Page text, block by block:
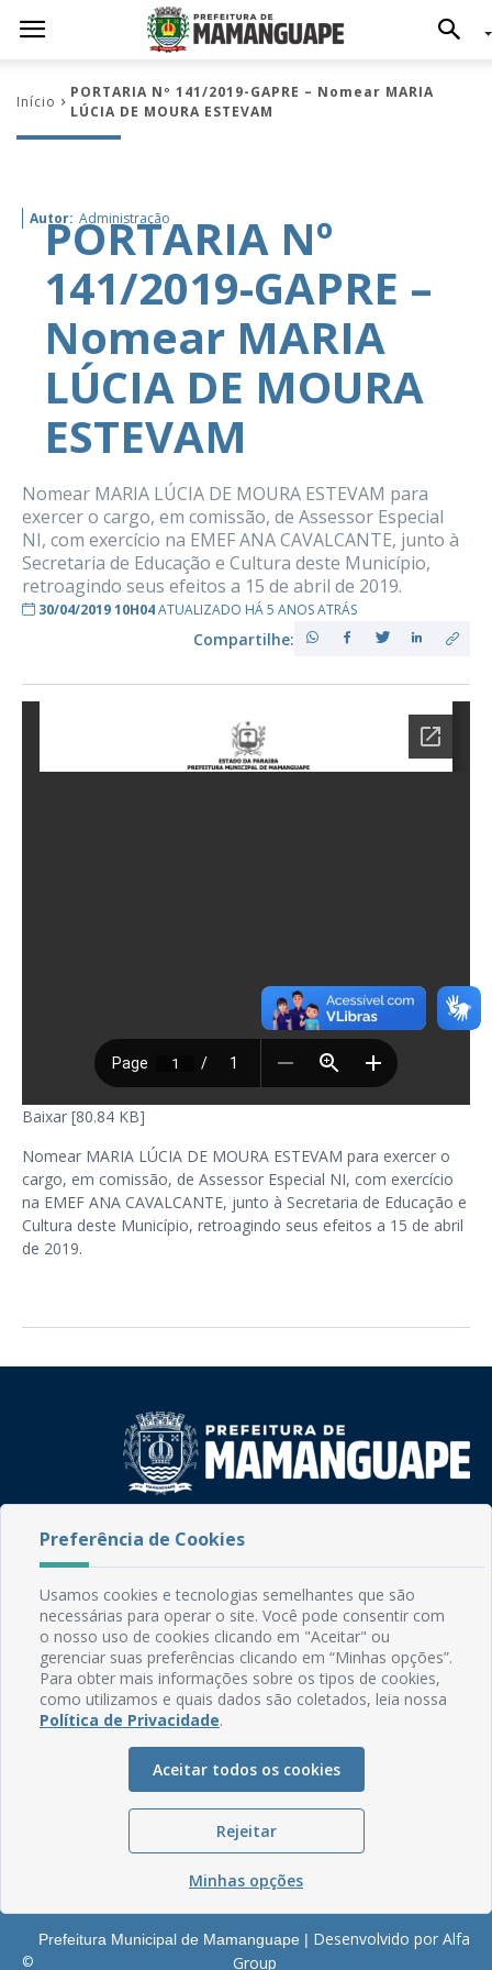
Início
PORTARIA Nº 141/2019-GAPRE – Nomear MARIA
LÚCIA DE MOURA ESTEVAM
Autor: Administração
PORTARIA Nº
141/2019-GAPRE –
Nomear MARIA
LÚCIA DE MOURA
ESTEVAM
Nomear MARIA LÚCIA DE MOURA ESTEVAM para
exercer o cargo, em comissão, de Assessor Especial
NI, com exercício na EMEF ANA CAVALCANTE, junto à
Secretaria de Educação e Cultura deste Município,
retroagindo seus efeitos a 15 de abril de 2019.
30/04/2019 10H04ATUALIZADO HÁ 5 ANOS ATRÁS
Compartilhe:
Baixar [80.84 KB]
Nomear MARIA LÚCIA DE MOURA ESTEVAM para exercer o
cargo, em comissão, de Assessor Especial NI, com exercício
na EMEF ANA CAVALCANTE, junto à Secretaria de Educação e
Cultura deste Município, retroagindo seus efeitos a 15 de abril
de 2019.
Rua do Imperador, 78, Centro
Email: comunicacao@mamanguape.pb.gov.br
Expediente: Segunda à Sexta, das 08h às 13h
Mapa do Site
Perguntas frequentes
Glossário
Serviços Internos
©
Prefeitura Municipal de Mamanguape | Desenvolvido por Alfa
Group
Preferência de Cookies
Usamos cookies e tecnologias semelhantes que são
necessárias para operar o site. Você pode consentir com
o nosso uso de cookies clicando em "Aceitar" ou
gerenciar suas preferências clicando em “Minhas opções”.
Para obter mais informações sobre os tipos de cookies,
como utilizamos e quais dados são coletados, leia nossa
Política de Privacidade.
Aceitar todos os cookies
Rejeitar
Minhas opções